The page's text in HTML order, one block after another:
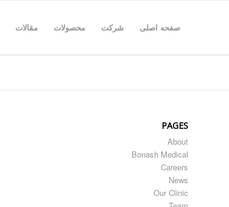
صفحه اصلی شرکت محصولات مقالات
PAGES
About
Bonash Medical
Careers
News
Our Clinic